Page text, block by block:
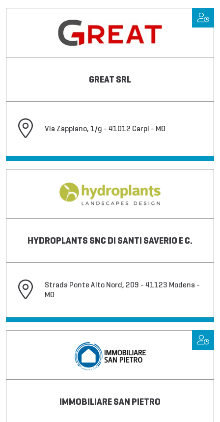
GREAT SRL
Via Zappiano, 1/g - 41012 Carpi - MO
HYDROPLANTS SNC DI SANTI SAVERIO E C.
Strada Ponte Alto Nord, 209 - 41123 Modena -
MO
IMMOBILIARE SAN PIETRO